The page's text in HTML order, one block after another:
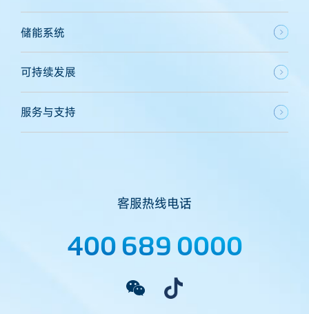
储能系统
可持续发展
服务与支持
客服热线电话
400 689 0000